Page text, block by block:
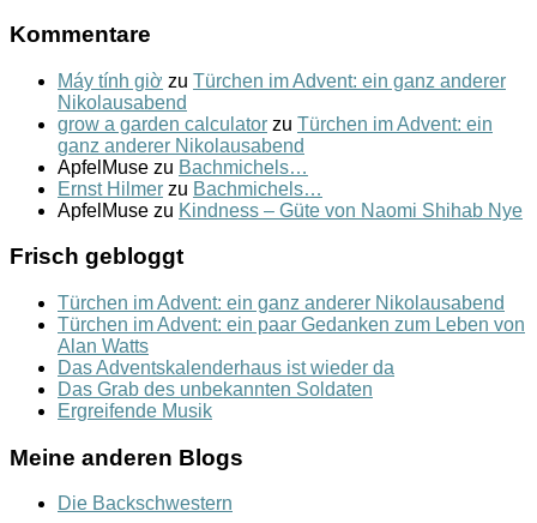
Kommentare
Máy tính giờ zu Türchen im Advent: ein ganz anderer
Nikolausabend
grow a garden calculator zu Türchen im Advent: ein
ganz anderer Nikolausabend
ApfelMuse zu Bachmichels…
Ernst Hilmer zu Bachmichels…
ApfelMuse zu Kindness – Güte von Naomi Shihab Nye
Frisch gebloggt
Türchen im Advent: ein ganz anderer Nikolausabend
Türchen im Advent: ein paar Gedanken zum Leben von
Alan Watts
Das Adventskalenderhaus ist wieder da
Das Grab des unbekannten Soldaten
Ergreifende Musik
Meine anderen Blogs
Die Backschwestern